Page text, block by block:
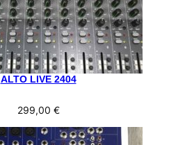
ALTO LIVE 2404
299,00 €